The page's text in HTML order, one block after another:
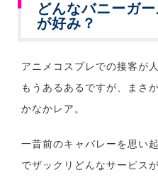
どんなバニーガ
が好み？
アニメコスプレでの接客が
もうあるあるですが、まさ
かなかレア。
一昔前のキャバレーを思い
でザックリどんなサービス